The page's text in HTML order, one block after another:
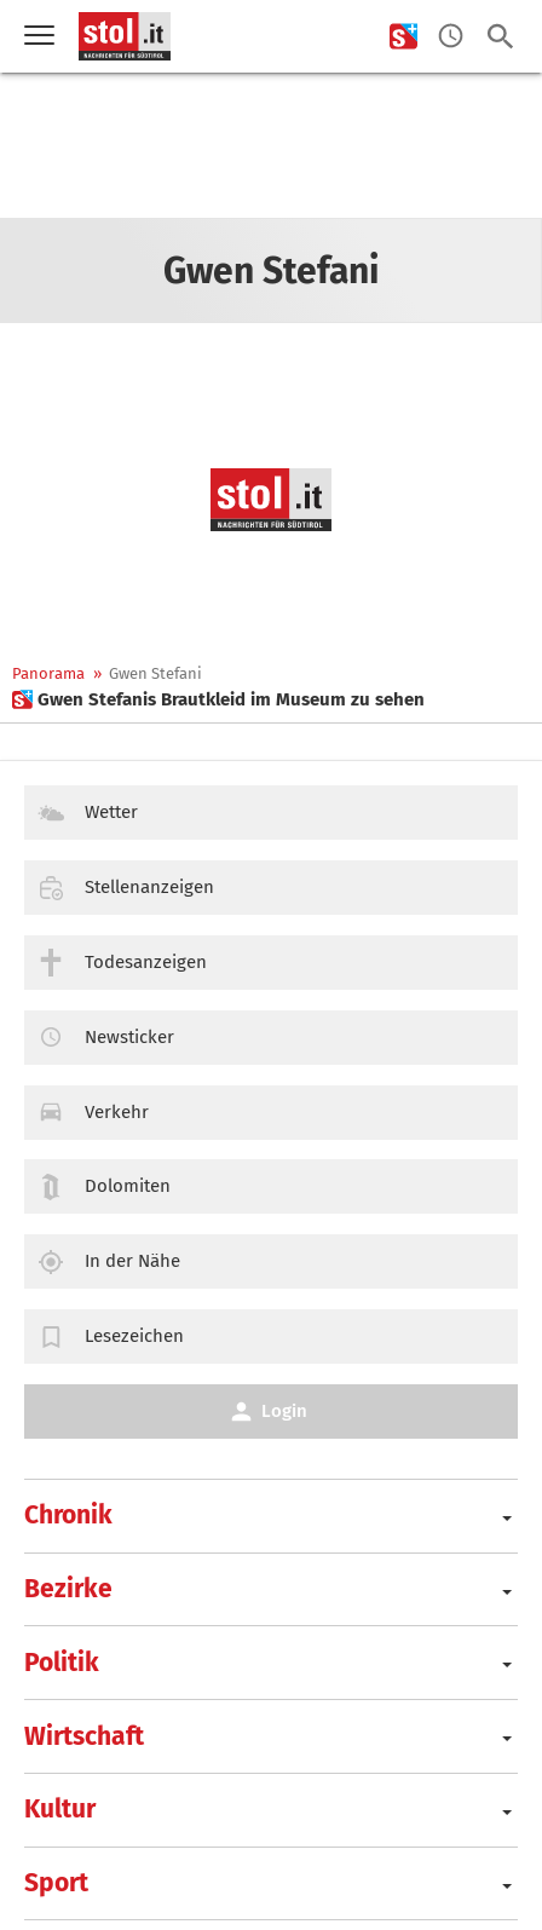
Gwen Stefani
Panorama » Gwen Stefani
 Gwen Stefanis Brautkleid im Museum zu sehen
Chronik
Bezirke
Politik
Wirtschaft
Kultur
Sport
Wetter
Stellenanzeigen
Todesanzeigen
Newsticker
Verkehr
Dolomiten
In der Nähe
Lesezeichen
Login